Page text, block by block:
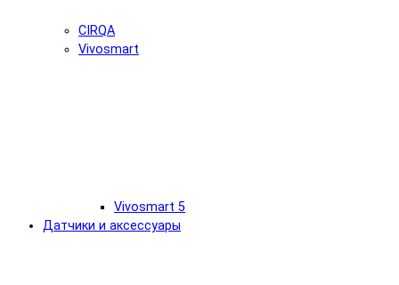
CIRQA
Vivosmart
Vivosmart 5
Датчики и аксессуары